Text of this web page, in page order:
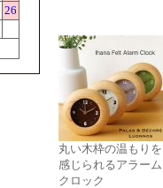
26
丸い木枠の温もりを
感じられるアラーム
クロック